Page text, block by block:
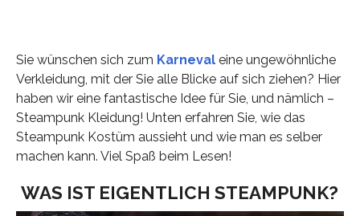
Sie wünschen sich zum Karnevaleine ungewöhnliche
Verkleidung, mit der Sie alle Blicke auf sich ziehen? Hier
haben wir eine fantastische Idee für Sie, und nämlich –
Steampunk Kleidung! Unten erfahren Sie, wie das
Steampunk Kostüm aussieht und wie man es selber
machen kann. Viel Spaß beim Lesen!
WAS IST EIGENTLICH STEAMPUNK?